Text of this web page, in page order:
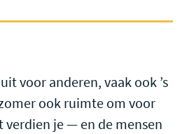
voor anderen, vaak ook ’s
ook ruimte om voor
verdien je — en de mensen